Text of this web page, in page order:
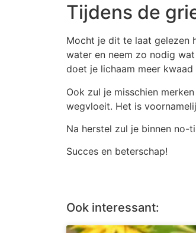
Tijdens de
Mocht je dit te laat gelezen
water en neem zo nodig
doet je lichaam meer kwaad
Ook zul je misschien
wegvloeit. Het is
Na herstel zul je binnen no-
Succes en beterschap!
Ook interessant: